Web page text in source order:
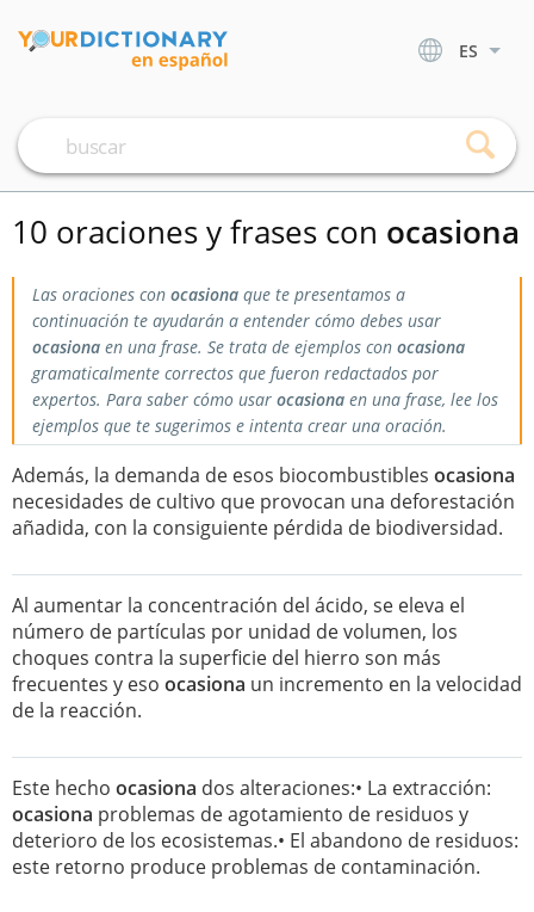
ES
10 oraciones y frases con ocasiona
Las oraciones con ocasiona que te presentamos a
continuación te ayudarán a entender cómo debes usar
ocasiona en una frase. Se trata de ejemplos con ocasiona
gramaticalmente correctos que fueron redactados por
expertos. Para saber cómo usar ocasiona en una frase, lee los
ejemplos que te sugerimos e intenta crear una oración.
Además, la demanda de esos biocombustibles ocasiona
necesidades de cultivo que provocan una deforestación
añadida, con la consiguiente pérdida de biodiversidad.
Al aumentar la concentración del ácido, se eleva el
número de partículas por unidad de volumen, los
choques contra la superficie del hierro son más
frecuentes y eso ocasiona un incremento en la velocidad
de la reacción.
Este hecho ocasiona dos alteraciones:• La extracción:
ocasiona problemas de agotamiento de residuos y
deterioro de los ecosistemas.• El abandono de residuos:
este retorno produce problemas de contaminación.